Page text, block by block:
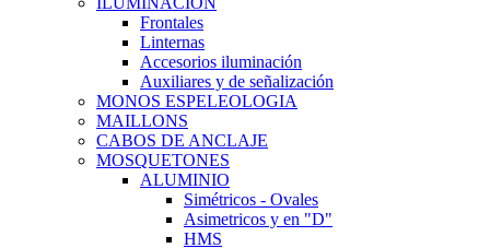
Frontales
Linternas
Accesorios iluminación
Auxiliares y de señalización
MONOS ESPELEOLOGIA
MAILLONS
CABOS DE ANCLAJE
MOSQUETONES
ALUMINIO
Simétricos - Ovales
Asimetricos y en "D"
HMS